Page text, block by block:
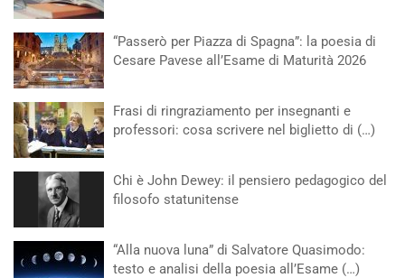
“Passerò per Piazza di Spagna”: la poesia di
Cesare Pavese all’Esame di Maturità 2026
Frasi di ringraziamento per insegnanti e
professori: cosa scrivere nel biglietto di (…)
Chi è John Dewey: il pensiero pedagogico del
filosofo statunitense
“Alla nuova luna” di Salvatore Quasimodo:
testo e analisi della poesia all’Esame (…)